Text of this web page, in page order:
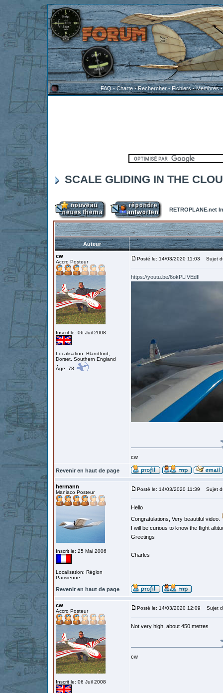
FAQ-Charte-Rechercher-Fichiers-Membres
SCALE GLIDING IN THE
RETROPLANE.net
Auteur
cw
Accro Posteur
Inscrit le: 06 Juil 2008
Localisation: Blandford,
Dorset, Southern England
Âge: 78
Posté le: 14/03/2020 11:03 Sujet
https://youtu.be/6okPLIVEdfI
cw
Revenir en haut de page
hermann
Maniaco Posteur
Inscrit le: 25 Mai 2006
Localisation: Région
Parisienne
Posté le: 14/03/2020 11:39 Sujet
Hello
Congratulations, Very beautiful video.
I will be curious to know the flight
Greetings
Charles
Revenir en haut de page
cw
Accro Posteur
Inscrit le: 06 Juil 2008
Posté le: 14/03/2020 12:09 Sujet
Not very high, about 450 metres
cw